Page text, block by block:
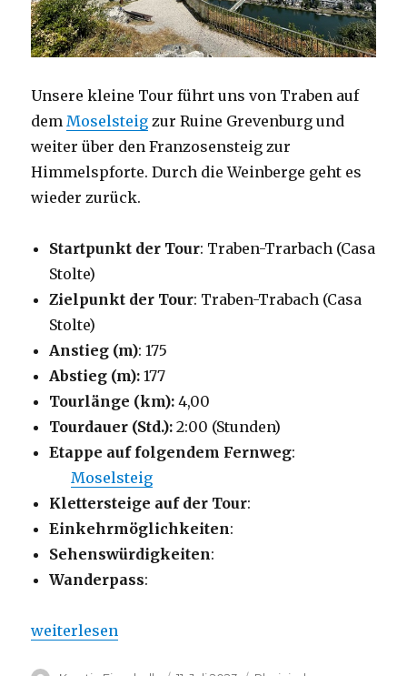
Unsere kleine Tour führt uns von Traben auf
demMoselsteig zur Ruine Grevenburg und
weiter über den Franzosensteig zur
Himmelspforte. Durch die Weinberge geht es
wieder zurück.
Startpunkt der Tour: Traben-Trarbach (Casa
Stolte)
Zielpunkt der Tour: Traben-Trabach (Casa
Stolte)
Anstieg (m): 175
Abstieg (m): 177
Tourlänge (km):4,00
Tourdauer (Std.): 2:00 (Stunden)
Etappe auf folgendem Fernweg:
Moselsteig
Klettersteige auf der Tour:
Einkehrmöglichkeiten:
Sehenswürdigkeiten:
Wanderpass:
„Traben-Trabach – Rundwanderung zur
weiterlesen